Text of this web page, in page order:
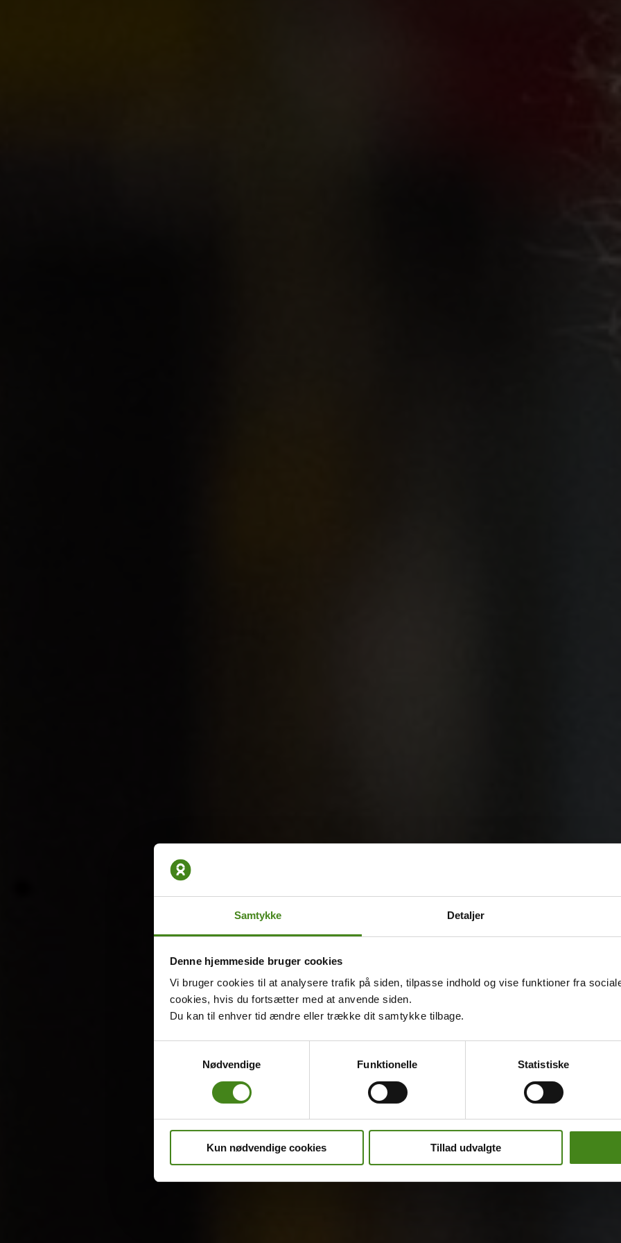
Samtykke Detaljer
Denne hjemmeside bruger cookies
Vi bruger cookies til at analysere trafik på siden, tilpasse indhold og vise funktioner fra
cookies, hvis du fortsætter med at anvende siden.
Du kan til enhver tid ændre eller trække dit samtykke tilbage.
Nødvendige
Funktionelle Statistiske
Kun nødvendige cookies Tillad udvalgte